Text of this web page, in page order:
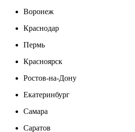
Воронеж
Краснодар
Пермь
Красноярск
Ростов-на-Дону
Екатеринбург
Самара
Саратов